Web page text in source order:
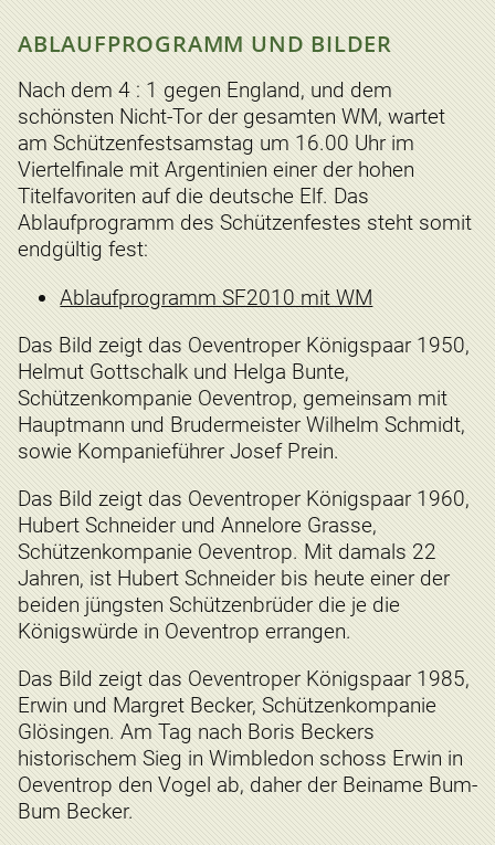
ABLAUFPROGRAMM UND BILDER
Nach dem 4 : 1 gegen England, und dem
schönsten Nicht-Tor der gesamten WM, wartet
am Schützenfestsamstag um 16.00 Uhr im
Viertelfinale mit Argentinien einer der hohen
Titelfavoriten auf die deutsche Elf. Das
Ablaufprogramm des Schützenfestes steht somit
endgültig fest:
Ablaufprogramm SF2010 mit WM
Das Bild zeigt das Oeventroper Königspaar 1950,
Helmut Gottschalk und Helga Bunte,
Schützenkompanie Oeventrop, gemeinsam mit
Hauptmann und Brudermeister Wilhelm Schmidt,
sowie Kompanieführer Josef Prein.
Das Bild zeigt das Oeventroper Königspaar 1960,
Hubert Schneider und Annelore Grasse,
Schützenkompanie Oeventrop. Mit damals 22
Jahren, ist Hubert Schneider bis heute einer der
beiden jüngsten Schützenbrüder die je die
Königswürde in Oeventrop errangen.
Das Bild zeigt das Oeventroper Königspaar 1985,
Erwin und Margret Becker, Schützenkompanie
Glösingen. Am Tag nach Boris Beckers
historischem Sieg in Wimbledon schoss Erwin in
Oeventrop den Vogel ab, daher der Beiname Bum-
Bum Becker.